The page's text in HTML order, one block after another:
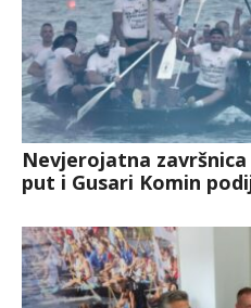
Nevjerojatna
put i Gusari Komin